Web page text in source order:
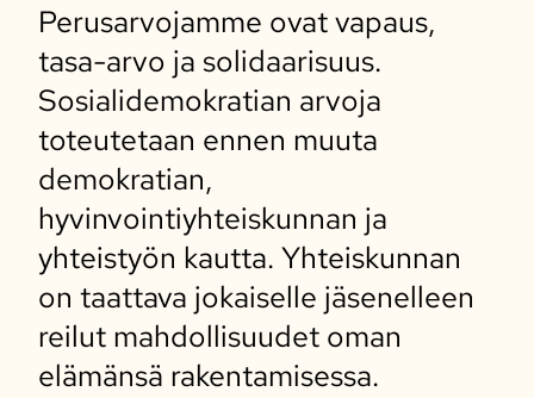
Perusarvojamme ovat vapaus,
tasa-arvo ja solidaarisuus.
Sosialidemokratian arvoja
toteutetaan ennen muuta
demokratian,
hyvinvointiyhteiskunnan ja
yhteistyön kautta. Yhteiskunnan
on taattava jokaiselle jäsenelleen
reilut mahdollisuudet oman
elämänsä rakentamisessa.